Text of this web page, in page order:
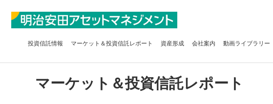
投資信託情報 マーケット＆投資信託レポート 資産形成 会社案内 動画ライブラリー
マーケット＆投資信託レポート